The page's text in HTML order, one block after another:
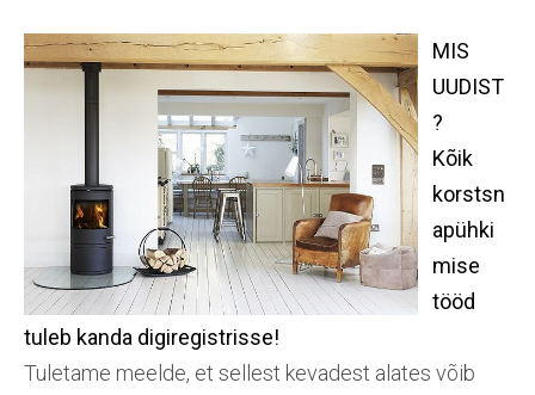
MIS
UUDIST
?
Kõik
korstsn
apühki
mise
tööd
tuleb kanda digiregistrisse!
Tuletame meelde, et sellest kevadest alates võib